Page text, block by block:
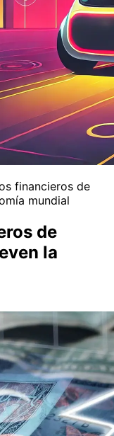
financieros de
mundial
de
la